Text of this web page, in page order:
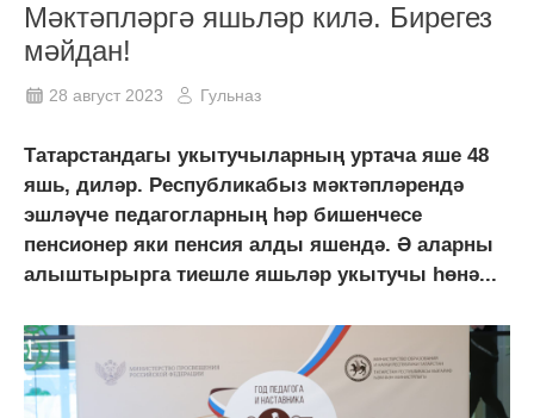
Мәктәпләргә яшьләр килә. Бирегез
мәйдан!
28 август 2023 Гульназ
Татарстандагы укытучыларның уртача яше 48
яшь, диләр. Республикабыз мәктәпләрендә
эшләүче педагогларның һәр бишенчесе
пенсионер яки пенсия алды яшендә. Ә аларны
алыштырырга тиешле яшьләр укытучы һөнә...